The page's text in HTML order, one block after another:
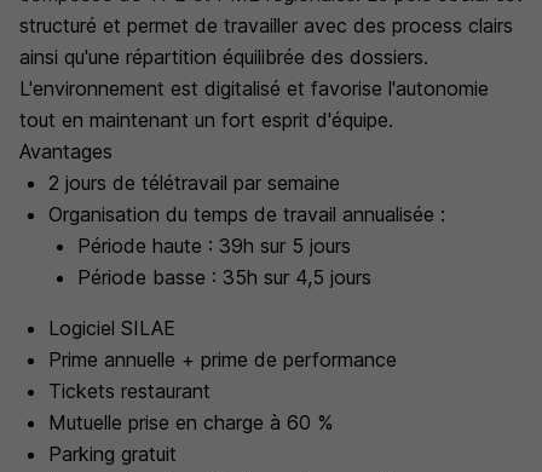
structuré et permet de travailler avec des process clairs
ainsi qu'une répartition équilibrée des dossiers.
L'environnement est digitalisé et favorise l'autonomie
tout en maintenant un fort esprit d'équipe.
Avantages
2 jours de télétravail par semaine
Organisation du temps de travail annualisée :
Période haute : 39h sur 5 jours
Période basse : 35h sur 4,5 jours
Logiciel SILAE
Prime annuelle + prime de performance
Tickets restaurant
Mutuelle prise en charge à 60 %
Parking gratuit